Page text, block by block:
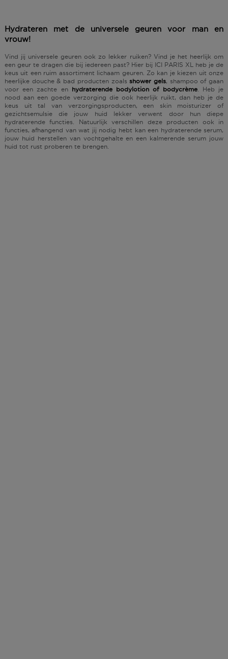
Hydrateren met de universele geuren voor man en
vrouw!
Vind jij universele geuren ook zo lekker ruiken? Vind je het heerlijk om
een geur te dragen die bij iedereen past? Hier bij ICI PARIS XL heb je de
keus uit een ruim assortiment lichaam geuren. Zo kan je kiezen uit onze
heerlijke douche & bad producten zoalsshower gels, shampoo of gaan
voor een zachte en hydraterende bodylotion of bodycrème. Heb je
nood aan een goede verzorging die ook heerlijk ruikt, dan heb je de
keus uit tal van verzorgingsproducten, een skin moisturizer of
gezichtsemulsie die jouw huid lekker verwent door hun diepe
hydraterende functies. Natuurlijk verschillen deze producten ook in
functies, afhangend van wat jij nodig hebt kan een hydraterende serum,
jouw huid herstellen van vochtgehalte en een kalmerende serum jouw
huid tot rust proberen te brengen.